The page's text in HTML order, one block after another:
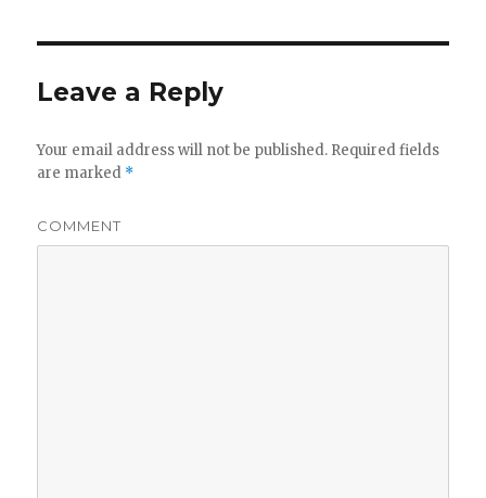
Leave a Reply
Your email address will not be published. Required fields
are marked *
COMMENT